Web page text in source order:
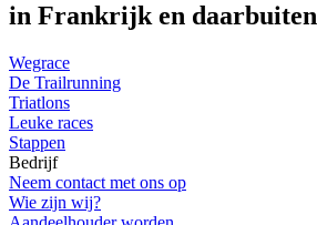
in Frankrijk en daarbuiten
Wegrace
De Trailrunning
Triatlons
Leuke races
Stappen
Bedrijf
Neem contact met ons op
Wie zijn wij?